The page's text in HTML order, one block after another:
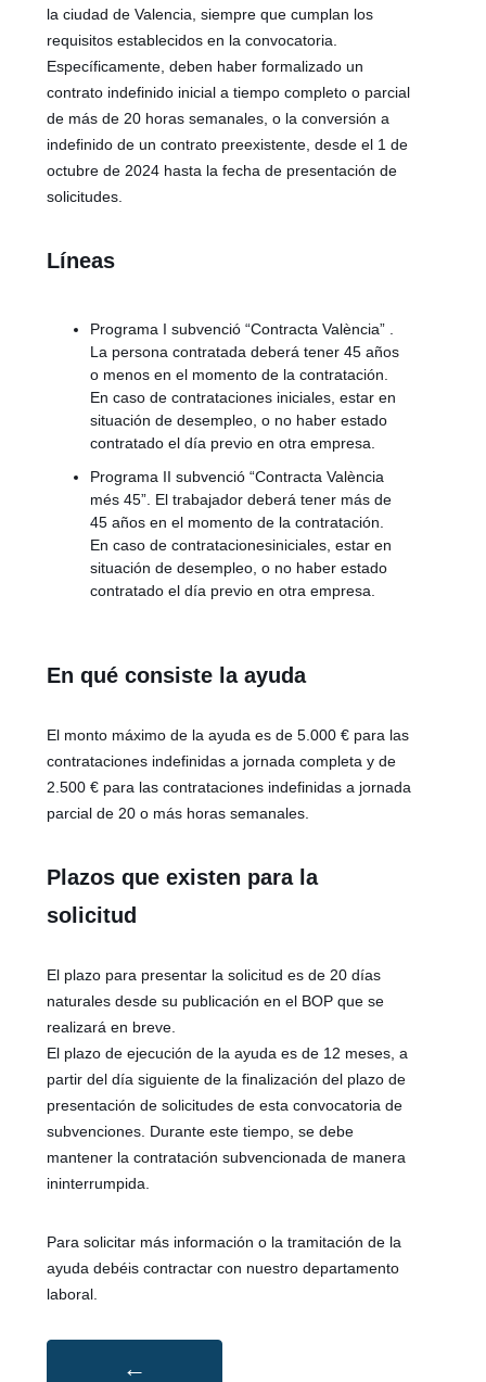
la ciudad de Valencia, siempre que cumplan los
requisitos establecidos en la convocatoria.
Específicamente, deben haber formalizado un
contrato indefinido inicial a tiempo completo o parcial
de más de 20 horas semanales, o la conversión a
indefinido de un contrato preexistente, desde el 1 de
octubre de 2024 hasta la fecha de presentación de
solicitudes.
Líneas
Programa I subvenció “Contracta València” .
La persona contratada deberá tener 45 años
o menos en el momento de la contratación.
En caso de contrataciones iniciales, estar en
situación de desempleo, o no haber estado
contratado el día previo en otra empresa.
Programa II subvenció “Contracta València
més 45”. El trabajador deberá tener más de
45 años en el momento de la contratación.
En caso de contratacionesiniciales, estar en
situación de desempleo, o no haber estado
contratado el día previo en otra empresa.
En qué consiste la ayuda
El monto máximo de la ayuda es de 5.000 € para las
contrataciones indefinidas a jornada completa y de
2.500 € para las contrataciones indefinidas a jornada
parcial de 20 o más horas semanales.
Plazos que existen para la
solicitud
El plazo para presentar la solicitud es de 20 días
naturales desde su publicación en el BOP que se
realizará en breve.
El plazo de ejecución de la ayuda es de 12 meses, a
partir del día siguiente de la finalización del plazo de
presentación de solicitudes de esta convocatoria de
subvenciones. Durante este tiempo, se debe
mantener la contratación subvencionada de manera
ininterrumpida.
Para solicitar más información o la tramitación de la
ayuda debéis contractar con nuestro departamento
laboral.
←